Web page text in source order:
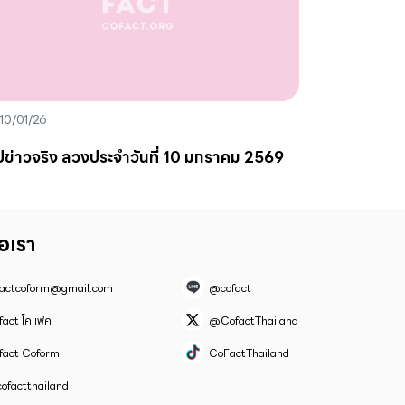
10/01/26
าวจริง ลวงประจำวันที่ 10 มกราคม 2569
รา
@cofact
โคแฟค
@CofactThailand
Coform
CoFactThailand